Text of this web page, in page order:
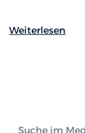
Weiterlesen
Suche im